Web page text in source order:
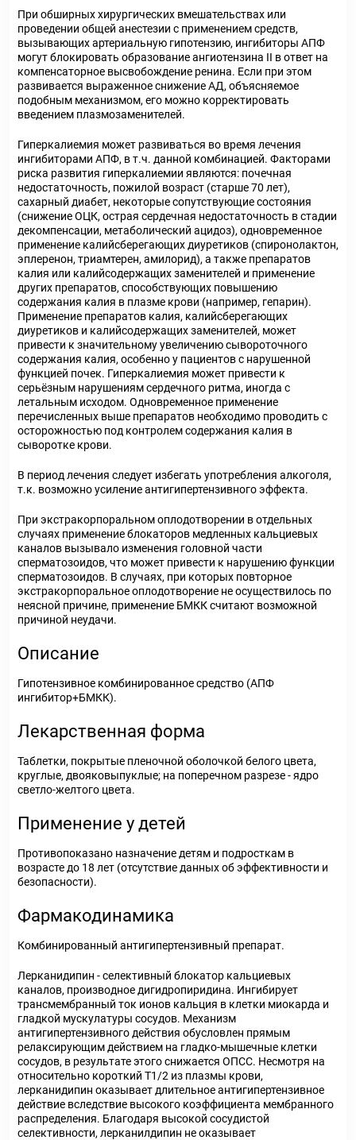
При обширных хирургических вмешательствах или
проведении общей анестезии с применением средств,
вызывающих артериальную гипотензию, ингибиторы АПФ
могут блокировать образование ангиотензина II в ответ на
компенсаторное высвобождение ренина. Если при этом
развивается выраженное снижение АД, объясняемое
подобным механизмом, его можно корректировать
введением плазмозаменителей.
Гиперкалиемия может развиваться во время лечения
ингибиторами АПФ, в т.ч. данной комбинацией. Факторами
риска развития гиперкалиемии являются: почечная
недостаточность, пожилой возраст (старше 70 лет),
сахарный диабет, некоторые сопутствующие состояния
(снижение ОЦК, острая сердечная недостаточность в стадии
декомпенсации, метаболический ацидоз), одновременное
применение калийсберегающих диуретиков (спиронолактон,
эплеренон, триамтерен, амилорид), а также препаратов
калия или калийсодержащих заменителей и применение
других препаратов, способствующих повышению
содержания калия в плазме крови (например, гепарин).
Применение препаратов калия, калийсберегающих
диуретиков и калийсодержащих заменителей, может
привести к значительному увеличению сывороточного
содержания калия, особенно у пациентов с нарушенной
функцией почек. Гиперкалиемия может привести к
серьёзным нарушениям сердечного ритма, иногда с
летальным исходом. Одновременное применение
перечисленных выше препаратов необходимо проводить с
осторожностью под контролем содержания калия в
сыворотке крови.
В период лечения следует избегать употребления алкоголя,
т.к. возможно усиление антигипертензивного эффекта.
При экстракорпоральном оплодотворении в отдельных
случаях применение блокаторов медленных кальциевых
каналов вызывало изменения головной части
сперматозоидов, что может привести к нарушению функции
сперматозоидов. В случаях, при которых повторное
экстракорпоральное оплодотворение не осуществилось по
неясной причине, применение БМКК считают возможной
причиной неудачи.
Описание
Гипотензивное комбинированное средство (АПФ
ингибитор+БМКК).
Лекарственная форма
Таблетки, покрытые пленочной оболочкой белого цвета,
круглые, двояковыпуклые; на поперечном разрезе - ядро
светло-желтого цвета.
Применение у детей
Противопоказано назначение детям и подросткам в
возрасте до 18 лет (отсутствие данных об эффективности и
безопасности).
Фармакодинамика
Комбинированный антигипертензивный препарат.
Лерканидипин - селективный блокатор кальциевых
каналов, производное дигидропиридина. Ингибирует
трансмембранный ток ионов кальция в клетки миокарда и
гладкой мускулатуры сосудов. Механизм
антигипертензивного действия обусловлен прямым
релаксирующим действием на гладко-мышечные клетки
сосудов, в результате этого снижается ОПСС. Несмотря на
относительно короткий T1/2 из плазмы крови,
лерканидипин оказывает длительное антигипертензивное
действие вследствие высокого коэффициента мембранного
распределения. Благодаря высокой сосудистой
селективности, лерканилдипин не оказывает